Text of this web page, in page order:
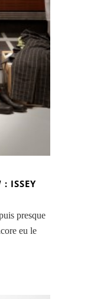
: ISSEY
presque
eu le